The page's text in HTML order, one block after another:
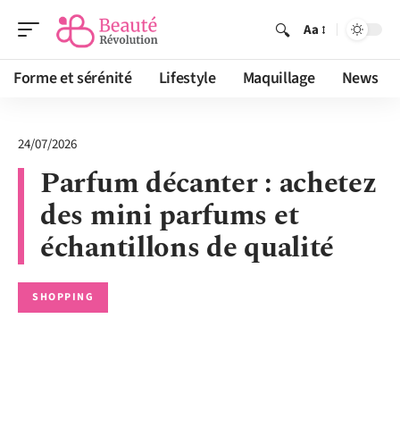
Aa
Forme et sérénité Lifestyle Maquillage News
24/07/2026
Parfum décanter : achetez
des mini parfums et
échantillons de qualité
SHOPPING